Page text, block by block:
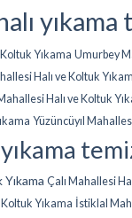
Yıkama Umurbey
Halı ve Koltuk
Halı ve Koltuk
Yüzüncüyıl
yıkama
Çalı Mahallesi
Yıkama İstiklal